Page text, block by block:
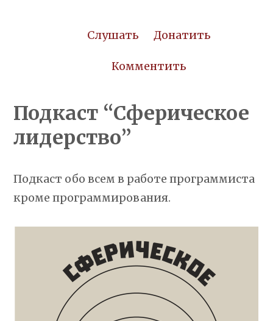
Слушать Донатить
Комментить
Подкаст “Сферическое
лидерство”
Подкаст обо всем в работе программиста
кроме программирования.